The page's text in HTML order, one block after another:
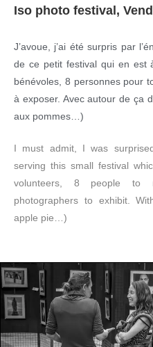
Iso photo festival,
J’avoue, j’ai été surpris par
de ce petit festival qui en est
bénévoles, 8 personnes pour
à exposer. Avec autour de ça
aux pommes…)
I must admit, I was
serving this small festival
volunteers, 8 people to
photographers to exhibit.
apple pie…)